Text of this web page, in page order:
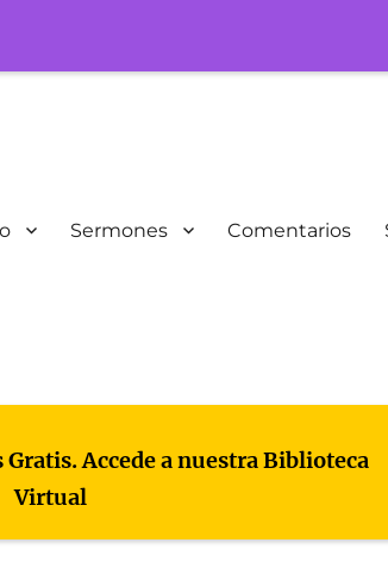
Sermones Comentarios
Accede a nuestra Biblioteca
Virtual